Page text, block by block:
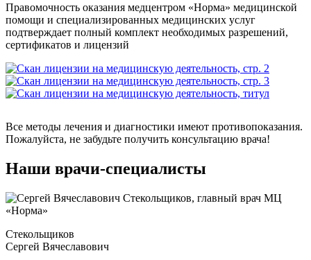
Правомочность оказания медцентром «Норма» медицинской
помощи и специализированных медицинских услуг
подтверждает полный комплект необходимых разрешений,
сертификатов и лицензий
Все методы лечения и диагностики имеют противопоказания.
Пожалуйста, не забудьте получить консультацию врача!
Наши врачи-специалисты
Стекольщиков
Сергей Вячеславович